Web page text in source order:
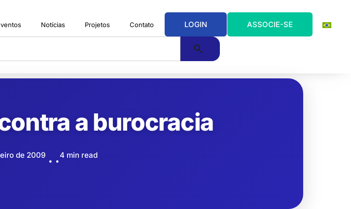
Notícias Projetos Contato LOGIN ASSOCIE-SE
a burocracia
de 2009 4 min read